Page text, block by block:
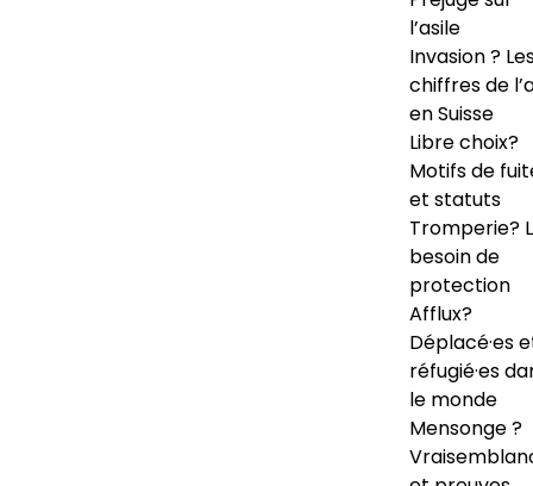
l’asile
Invasion ?
chiffres de
en Suisse
Libre choix?
Motifs de
et statuts
Tromperie?
besoin de
protection
Afflux?
Déplacé·es
réfugié·es
le monde
Mensonge ?